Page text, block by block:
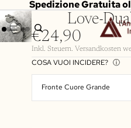
Spedizione Gratuita
Love-
€24,90
Inkl. Steuern. Versandkosten
COSA VUOI INCIDERE? ⓘ